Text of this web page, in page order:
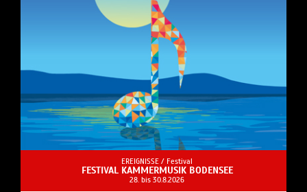
EREIGNISSE / Festival
FESTIVAL KAMMERMUSIK BODENSEE
28. bis 30.8.2026